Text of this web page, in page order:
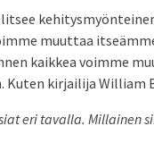
muuttaa
kaikkea voimme
Kuten kirjailija William
eri tavalla. Millainen